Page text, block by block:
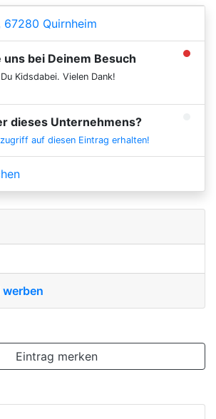
67280 Quirnheim
bei Deinem Besuch
Kidsdabei. Vielen Dank!
dieses Unternehmens?
auf diesen Eintrag erhalten!
Eintrag merken